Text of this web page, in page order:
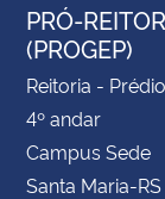
PRÓ-
(PROGEP)
Reitoria -
4º andar
Campus Sede
Santa Maria-RS